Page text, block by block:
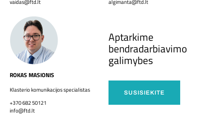
vaidas@ftd.lt
algimanta@ftd.lt
ROKAS MASIONIS
Klasterio komunikacijos specialistas
+370 682 50121
info@ftd.lt
Aptarkime
bendradarbiavimo
galimybes
SUSISIEKITE